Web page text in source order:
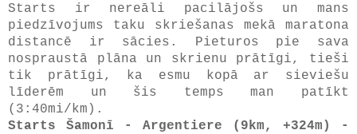
Starts ir nereāli pacilājošs un mans
piedzīvojums taku skriešanas mekā maratona
distancē ir sācies. Pieturos pie sava
nospraustā plāna un skrienu prātīgi, tieši
tik prātīgi, ka esmu kopā ar sieviešu
līderēm un šis temps man patīkt
(3:40mi/km).
Starts Šamonī - Argentiere (9km, +324m) -